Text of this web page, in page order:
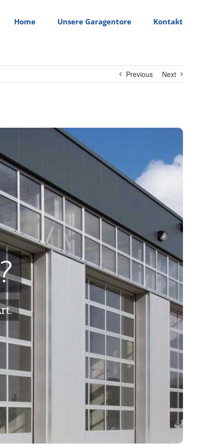
Home Unsere Garagentore Kontakt
Previous Next